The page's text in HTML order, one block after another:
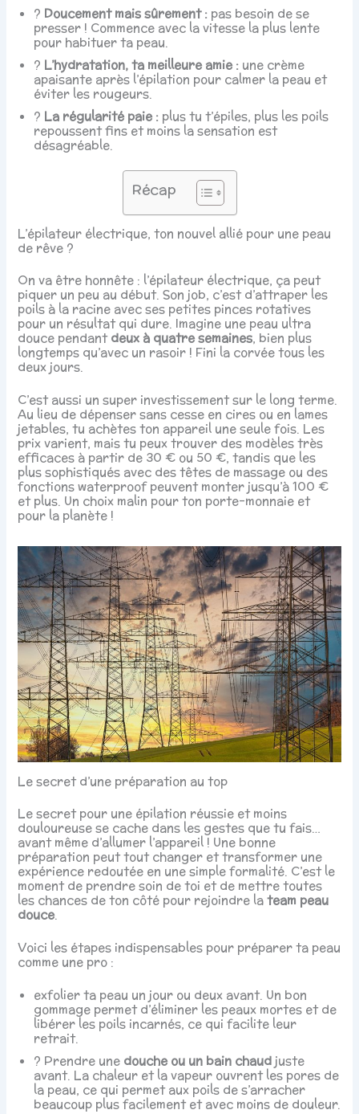
? Doucement mais sûrement : pas besoin de se
presser ! Commence avec la vitesse la plus lente
pour habituer ta peau.
? L’hydratation, ta meilleure amie : une crème
apaisante après l’épilation pour calmer la peau et
éviter les rougeurs.
? La régularité paie : plus tu t’épiles, plus les poils
repoussent fins et moins la sensation est
désagréable.
Récap
L’épilateur électrique, ton nouvel allié pour une peau
de rêve ?
On va être honnête : l’épilateur électrique, ça peut
piquer un peu au début. Son job, c’est d’attraper les
poils à la racine avec ses petites pinces rotatives
pour un résultat qui dure. Imagine une peau ultra
douce pendantdeux à quatre semaines, bien plus
longtemps qu’avec un rasoir ! Fini la corvée tous les
deux jours.
C’est aussi un super investissement sur le long terme.
Au lieu de dépenser sans cesse en cires ou en lames
jetables, tu achètes ton appareil une seule fois. Les
prix varient, mais tu peux trouver des modèles très
efficaces à partir de 30 € ou 50 €, tandis que les
plus sophistiqués avec des têtes de massage ou des
fonctions waterproof peuvent monter jusqu’à 100 €
et plus. Un choix malin pour ton porte-monnaie et
pour la planète !
Le secret d’une préparation au top
Le secret pour une épilation réussie et moins
douloureuse se cache dans les gestes que tu fais…
avant même d’allumer l’appareil ! Une bonne
préparation peut tout changer et transformer une
expérience redoutée en une simple formalité. C’est le
moment de prendre soin de toi et de mettre toutes
les chances de ton côté pour rejoindre lateam peau
douce.
Voici les étapes indispensables pour préparer ta peau
comme une pro :
exfolier ta peau un jour ou deux avant. Un bon
gommage permet d’éliminer les peaux mortes et de
libérer les poils incarnés, ce qui facilite leur
retrait.
? Prendre une douche ou un bain chaud juste
avant. La chaleur et la vapeur ouvrent les pores de
la peau, ce qui permet aux poils de s’arracher
beaucoup plus facilement et avec moins de douleur.